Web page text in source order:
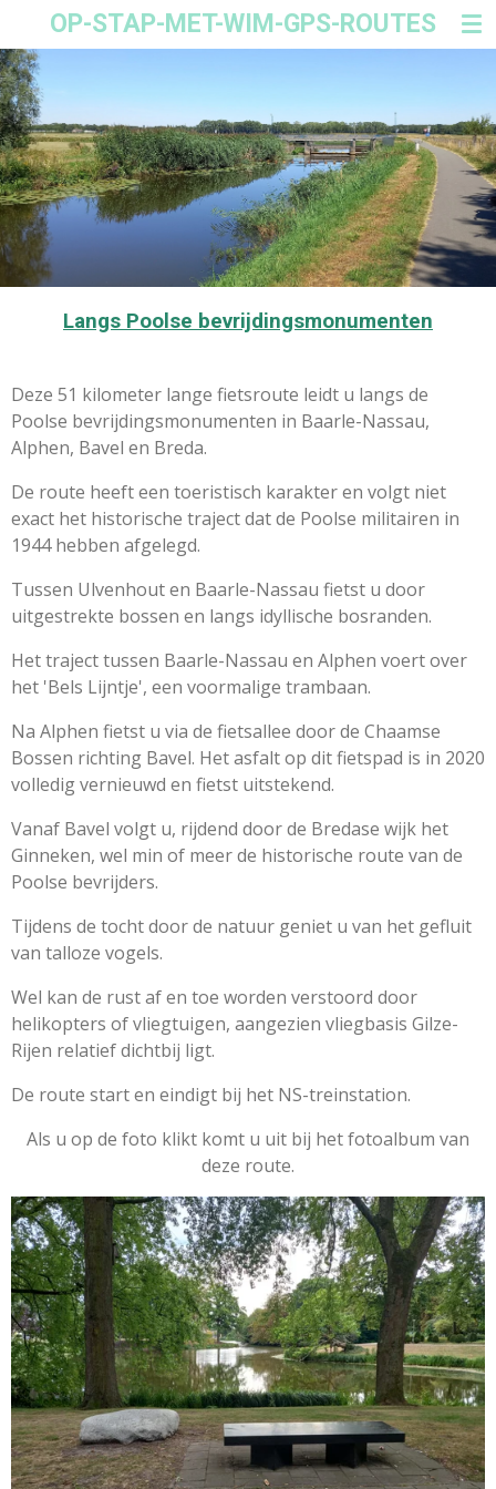
direct
naar
de
hoofdinhoud
OP-STAP-MET-WIM-GPS-ROUTES
Langs Poolse bevrijdingsmonumenten
Deze 51 kilometer lange fietsroute leidt u langs de
Poolse bevrijdingsmonumenten in Baarle-Nassau,
Alphen, Bavel en Breda.
De route heeft een toeristisch karakter en volgt niet
exact het historische traject dat de Poolse militairen in
1944 hebben afgelegd.
Tussen Ulvenhout en Baarle-Nassau fietst u door
uitgestrekte bossen en langs idyllische bosranden.
Het traject tussen Baarle-Nassau en Alphen voert over
het 'Bels Lijntje', een voormalige trambaan.
Na Alphen fietst u via de fietsallee door de Chaamse
Bossen richting Bavel. Het asfalt op dit fietspad is in 2020
volledig vernieuwd en fietst uitstekend.
Vanaf Bavel volgt u, rijdend door de Bredase wijk het
Ginneken, wel min of meer de historische route van de
Poolse bevrijders.
Tijdens de tocht door de natuur geniet u van het gefluit
van talloze vogels.
Wel kan de rust af en toe worden verstoord door
helikopters of vliegtuigen, aangezien vliegbasis Gilze-
Rijen relatief dichtbij ligt.
De route start en eindigt bij het NS-treinstation.
Als u op de foto klikt komt u uit bij het fotoalbum van
deze route.